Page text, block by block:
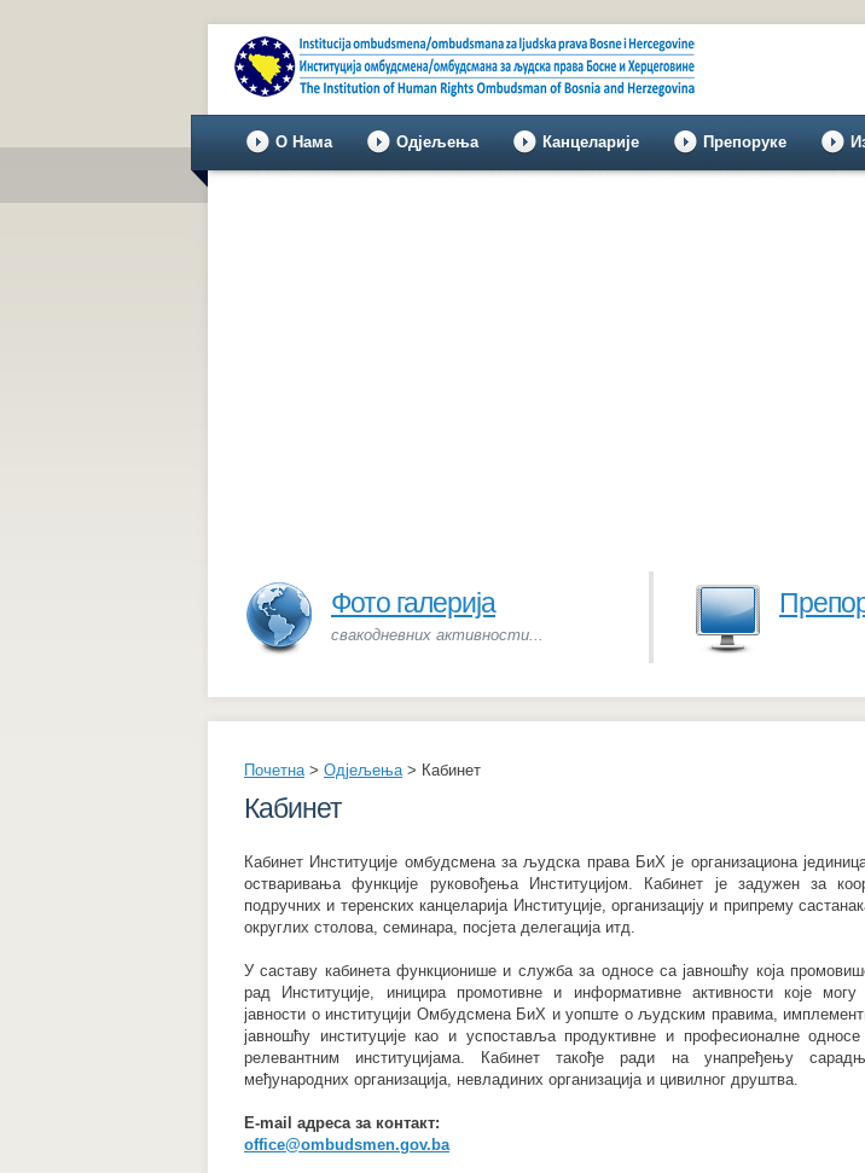
О Нама Одјељења Канцеларије Препоруке
Фото галерија
свакодневних активности...
Почетна> Одјељења> Кабинет
Кабинет
Кабинет Институције омбудсмена за људска права БиХ је организациона
остваривања функције руковођења Институцијом. Кабинет је задужен за
подручних и теренских канцеларија Институције, организацију и припрему
округлих столова, семинара, посјета делегација итд.
У саставу кабинета функционише и служба за односе са јавношћу која
рад Институције, иницира промотивне и информативне активности које
јавности о институцији Омбудсмена БиХ и уопште о људским правима,
јавношћу институције као и успоставља продуктивне и професионалне
релевантним институцијама. Кабинет такође ради на унапређењу
међународних организација, невладиних организација и цивилног друштва.
E-mail адреса за контакт:
office@ombudsmen.gov.ba